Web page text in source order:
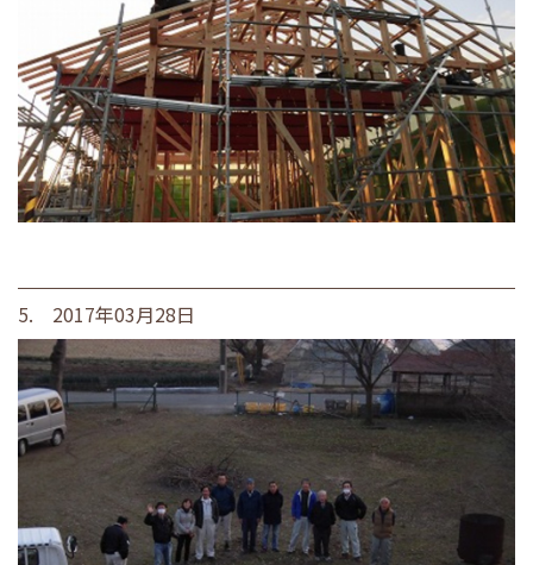
5. 2017年03月28日